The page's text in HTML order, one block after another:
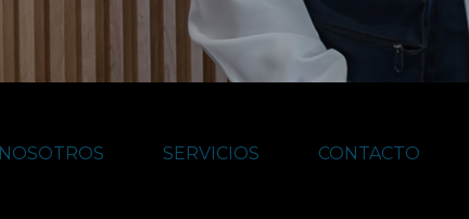
NOSOTROS SERVICIOS CONTACTO